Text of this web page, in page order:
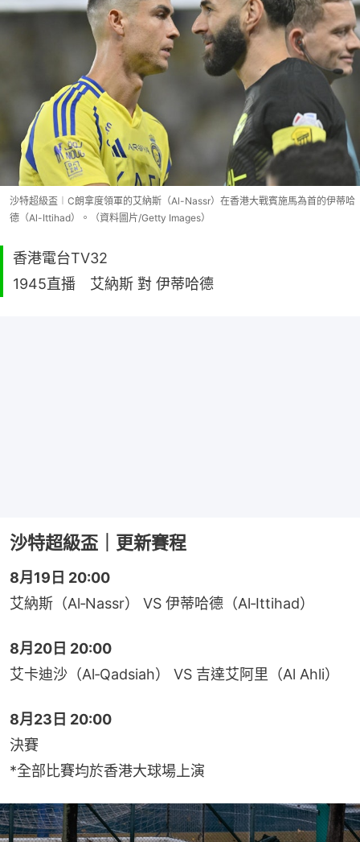
沙特超級盃︱C朗拿度領軍的艾納斯（Al-Nassr）在香港大戰賓施馬為首的伊蒂哈
德（Al-Ittihad）。（資料圖片/Getty Images）
香港電台TV32
1945直播 艾納斯 對 伊蒂哈德
沙特超級盃｜更新賽程
8月19日 20:00
艾納斯（Al‑Nassr） VS 伊蒂哈德（Al‑Ittihad）
8月20日 20:00
艾卡迪沙（Al‑Qadsiah） VS 吉達艾阿里（Al Ahli）
8月23日 20:00
決賽
*全部比賽均於香港大球場上演